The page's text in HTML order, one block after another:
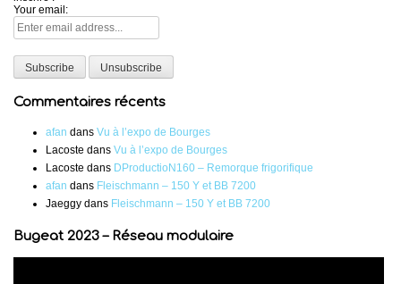
Your email:
Commentaires récents
afan dans Vu à l’expo de Bourges
Lacoste dans Vu à l’expo de Bourges
Lacoste dans DProductioN160 – Remorque frigorifique
afan dans Fleischmann – 150 Y et BB 7200
Jaeggy dans Fleischmann – 150 Y et BB 7200
Bugeat 2023 – Réseau modulaire